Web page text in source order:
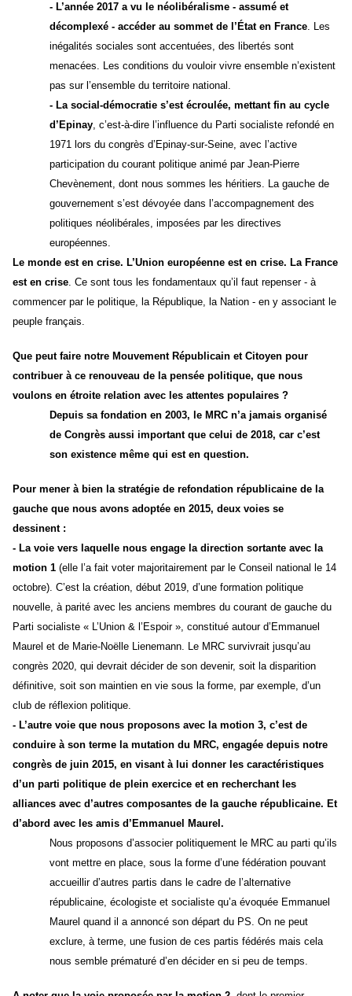
- L’année 2017 a vu le néolibéralisme -assuméet
décomplexé - accéder au sommet de l’État en France. Les
inégalités sociales sont accentuées, des libertés sont
menacées. Les conditions du vouloir vivre ensemble n’existent
pas sur l’ensemble du territoire national.
- La social-démocratie s’est écroulée, mettant fin au cycle
d’Epinay, c’est-à-dire l’influence du Parti socialiste refondé en
1971 lors du congrès d’Epinay-sur-Seine, avec l’active
participation du courant politique animé par Jean-Pierre
Chevènement, dont nous sommes les héritiers. La gauche de
gouvernement s’est dévoyée dans l’accompagnement des
politiques néolibérales, imposées par les directives
européennes.
Le monde est en crise. L’Union européenne est en crise. La France
est en crise. Ce sont tous les fondamentaux qu’il faut repenser - à
commencer par le politique, la République, la Nation - en y associant le
peuple français.
Que peut faire notre Mouvement Républicain et Citoyen pour
contribuer à ce renouveau de la pensée politique, que nous
voulons en étroite relation avec les attentes populaires ?
Depuis sa fondation en 2003, le MRC n’a jamais organisé
de Congrès aussi important que celui de 2018, car c’est
son existence même qui est en question.
Pour mener à bien lastratégie de refondation républicaine de la
gauche que nous avons adoptée en 2015, deux voies se
dessinent :
- La voie vers laquelle nous engage la direction sortante avec la
motion 1 (elle l’a fait voter majoritairement par le Conseil national le 14
octobre). C’est la création, début 2019, d’une formation politique
nouvelle, à parité avec les anciens membres du courant de gauche du
Parti socialiste « L’Union & l’Espoir », constitué autour d’Emmanuel
Maurel et de Marie-Noëlle Lienemann. Le MRC survivrait jusqu’au
congrès 2020, qui devrait décider de son devenir, soit la disparition
définitive, soit son maintien en vie sous la forme, par exemple, d’un
club de réflexion politique.
- L’autre voie que nous proposons avec la motion 3, c’est de
conduire à son terme la mutation du MRC, engagée depuis notre
congrès de juin 2015, en visant à lui donner les caractéristiques
d’un parti politique de plein exercice et en recherchant les
alliances avec d’autres composantes de la gauche républicaine. Et
d’abord avec les amis d’Emmanuel Maurel.
Nous proposons d’associer politiquement le MRC au parti qu’ils
vont mettre en place, sous la forme d’une fédération pouvant
accueillir d’autres partis dans le cadre de l’alternative
républicaine, écologiste et socialiste qu’a évoquée Emmanuel
Maurel quand il a annoncé son départ du PS. On ne peut
exclure, à terme, une fusion de ces partis fédérés mais cela
nous semble prématuré d’en décider en si peu de temps.